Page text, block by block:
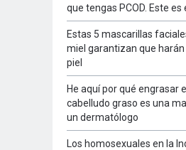
que tengas PCOD. Este es
Estas 5 mascarillas
miel garantizan que
piel
He aquí por qué engrasar
cabelludo graso es una
un dermatólogo
Los homosexuales en la